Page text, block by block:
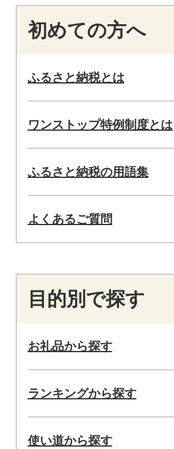
初めての方へ
ふるさと納税とは
ワンストップ特例制度とは
ふるさと納税の用語集
よくあるご質問
目的別で探す
お礼品から探す
ランキングから探す
使い道から探す